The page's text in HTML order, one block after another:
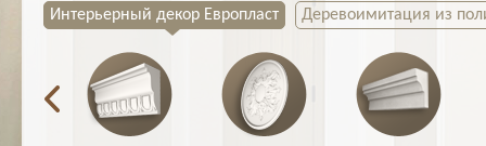
Интерьерный декор Европласт Деревоимитация из